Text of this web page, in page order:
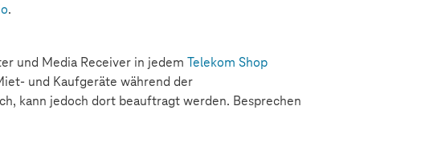
.
und Media Receiver in jedem Telekom Shop
und Kaufgeräte während der
kann jedoch dort beauftragt werden. Besprechen